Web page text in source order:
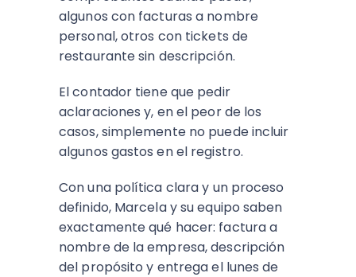
algunos con facturas a nombre
personal, otros con tickets de
restaurante sin descripción.
El contador tiene que pedir
aclaraciones y, en el peor de los
casos, simplemente no puede incluir
algunos gastos en el registro.
Con una política clara y un proceso
definido, Marcela y su equipo saben
exactamente qué hacer: factura a
nombre de la empresa, descripción
del propósito y entrega el lunes de